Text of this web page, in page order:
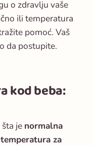
o zdravlju vaše
ili temperatura
pomoć. Vaš
da postupite.
kod beba:
je normalna
za